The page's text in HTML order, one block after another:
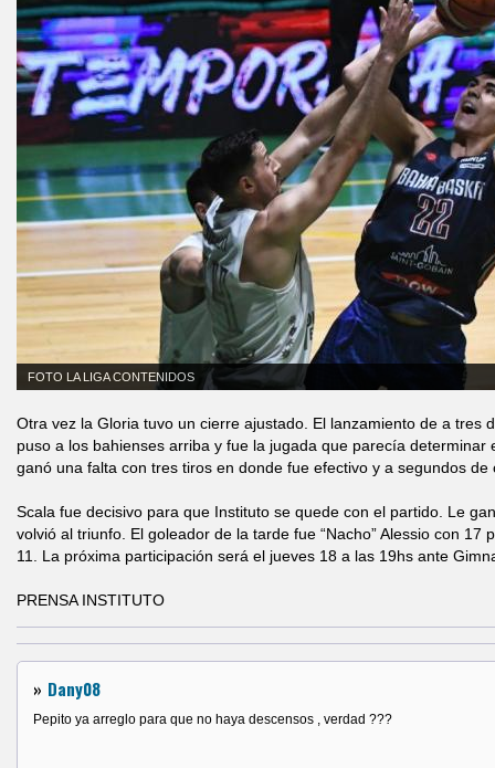
FOTO LA LIGA CONTENIDOS
Otra vez la Gloria tuvo un cierre ajustado. El lanzamiento de a tres
puso a los bahienses arriba y fue la jugada que parecía determinar
ganó una falta con tres tiros en donde fue efectivo y a segundos
Scala fue decisivo para que Instituto se quede con el partido. Le
volvió al triunfo. El goleador de la tarde fue “Nacho” Alessio con 17
11. La próxima participación será el jueves 18 a las 19hs ante
PRENSA INSTITUTO
» Dany08
Pepito ya arreglo para que no haya descensos , verdad ???